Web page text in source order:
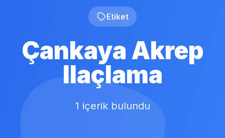
Etiket
Çankaya Akrep
Ilaçlama
1 içerik bulundu